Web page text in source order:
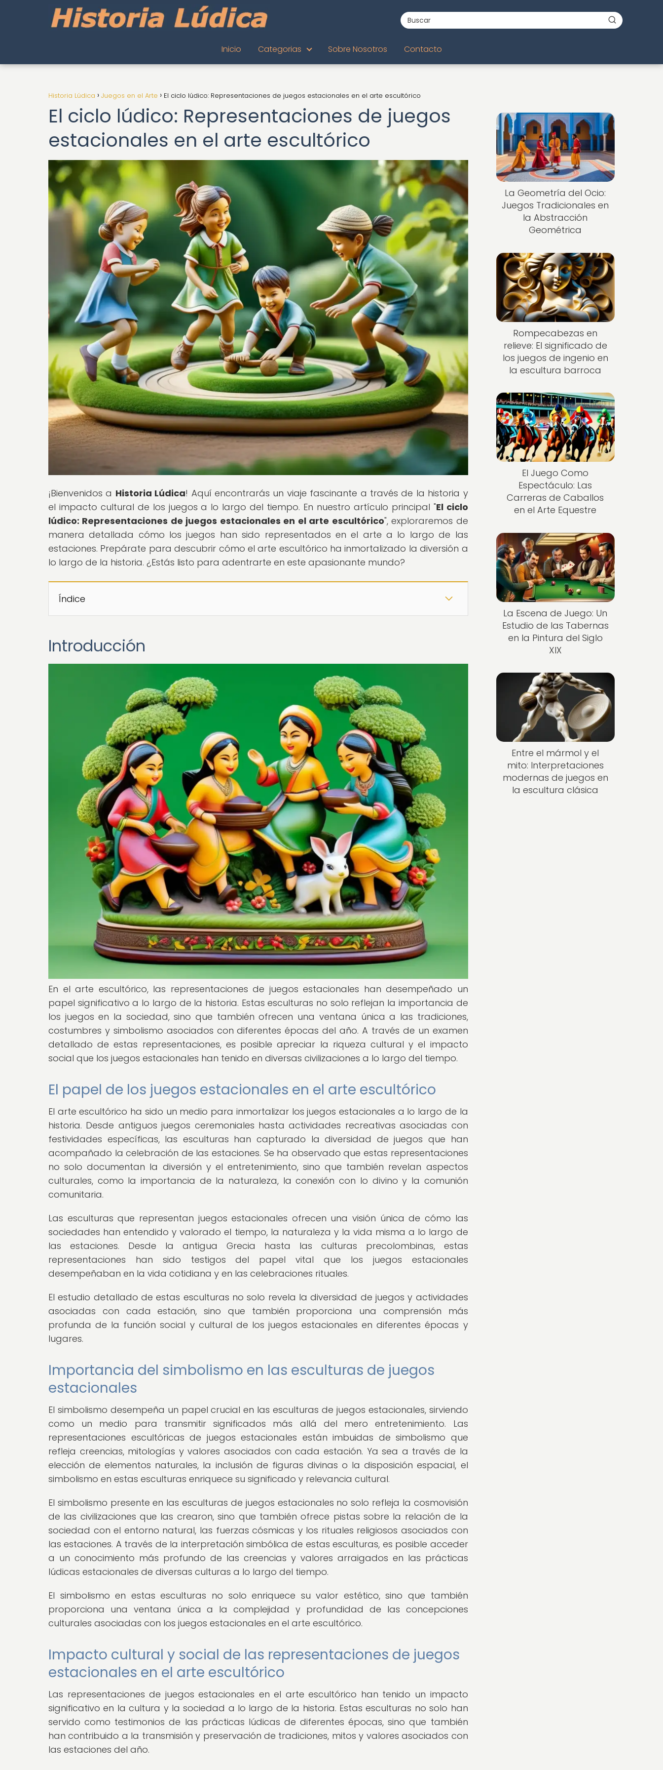
Inicio Categorias Sobre Nosotros Contacto
Historia Lúdica Juegos en el Arte El ciclo lúdico: Representaciones de juegos estacionales en el arte escultórico
El ciclo lúdico: Representaciones de juegos
estacionales en el arte escultórico
¡Bienvenidos a Historia Lúdica! Aquí encontrarás un viaje fascinante a través de la historia y
el impacto cultural de los juegos a lo largo del tiempo. En nuestro artículo principal "El ciclo
lúdico: Representaciones de juegos estacionales en el arte escultórico", exploraremos de
manera detallada cómo los juegos han sido representados en el arte a lo largo de las
estaciones. Prepárate para descubrir cómo el arte escultórico ha inmortalizado la diversión a
lo largo de la historia. ¿Estás listo para adentrarte en este apasionante mundo?
Índice
Introducción
En el arte escultórico, las representaciones de juegos estacionales han desempeñado un
papel significativo a lo largo de la historia. Estas esculturas no solo reflejan la importancia de
los juegos en la sociedad, sino que también ofrecen una ventana única a las tradiciones,
costumbres y simbolismo asociados con diferentes épocas del año. A través de un examen
detallado de estas representaciones, es posible apreciar la riqueza cultural y el impacto
social que los juegos estacionales han tenido en diversas civilizaciones a lo largo del tiempo.
El papel de los juegos estacionales en el arte escultórico
El arte escultórico ha sido un medio para inmortalizar los juegos estacionales a lo largo de la
historia. Desde antiguos juegos ceremoniales hasta actividades recreativas asociadas con
festividades específicas, las esculturas han capturado la diversidad de juegos que han
acompañado la celebración de las estaciones. Se ha observado que estas representaciones
no solo documentan la diversión y el entretenimiento, sino que también revelan aspectos
culturales, como la importancia de la naturaleza, la conexión con lo divino y la comunión
comunitaria.
Las esculturas que representan juegos estacionales ofrecen una visión única de cómo las
sociedades han entendido y valorado el tiempo, la naturaleza y la vida misma a lo largo de
las estaciones. Desde la antigua Grecia hasta las culturas precolombinas, estas
representaciones han sido testigos del papel vital que los juegos estacionales
desempeñaban en la vida cotidiana y en las celebraciones rituales.
El estudio detallado de estas esculturas no solo revela la diversidad de juegos y actividades
asociadas con cada estación, sino que también proporciona una comprensión más
profunda de la función social y cultural de los juegos estacionales en diferentes épocas y
lugares.
Importancia del simbolismo en las esculturas de juegos
estacionales
El simbolismo desempeña un papel crucial en las esculturas de juegos estacionales, sirviendo
como un medio para transmitir significados más allá del mero entretenimiento. Las
representaciones escultóricas de juegos estacionales están imbuidas de simbolismo que
refleja creencias, mitologías y valores asociados con cada estación. Ya sea a través de la
elección de elementos naturales, la inclusión de figuras divinas o la disposición espacial, el
simbolismo en estas esculturas enriquece su significado y relevancia cultural.
El simbolismo presente en las esculturas de juegos estacionales no solo refleja la cosmovisión
de las civilizaciones que las crearon, sino que también ofrece pistas sobre la relación de la
sociedad con el entorno natural, las fuerzas cósmicas y los rituales religiosos asociados con
las estaciones. A través de la interpretación simbólica de estas esculturas, es posible acceder
a un conocimiento más profundo de las creencias y valores arraigados en las prácticas
lúdicas estacionales de diversas culturas a lo largo del tiempo.
El simbolismo en estas esculturas no solo enriquece su valor estético, sino que también
proporciona una ventana única a la complejidad y profundidad de las concepciones
culturales asociadas con los juegos estacionales en el arte escultórico.
Impacto cultural y social de las representaciones de juegos
estacionales en el arte escultórico
Las representaciones de juegos estacionales en el arte escultórico han tenido un impacto
significativo en la cultura y la sociedad a lo largo de la historia. Estas esculturas no solo han
servido como testimonios de las prácticas lúdicas de diferentes épocas, sino que también
han contribuido a la transmisión y preservación de tradiciones, mitos y valores asociados con
las estaciones del año.
La Geometría del Ocio:
Juegos Tradicionales en
la Abstracción
Geométrica
Rompecabezas en
relieve: El significado de
los juegos de ingenio en
la escultura barroca
El Juego Como
Espectáculo: Las
Carreras de Caballos
en el Arte Equestre
La Escena de Juego: Un
Estudio de las Tabernas
en la Pintura del Siglo
XIX
Entre el mármol y el
mito: Interpretaciones
modernas de juegos en
la escultura clásica